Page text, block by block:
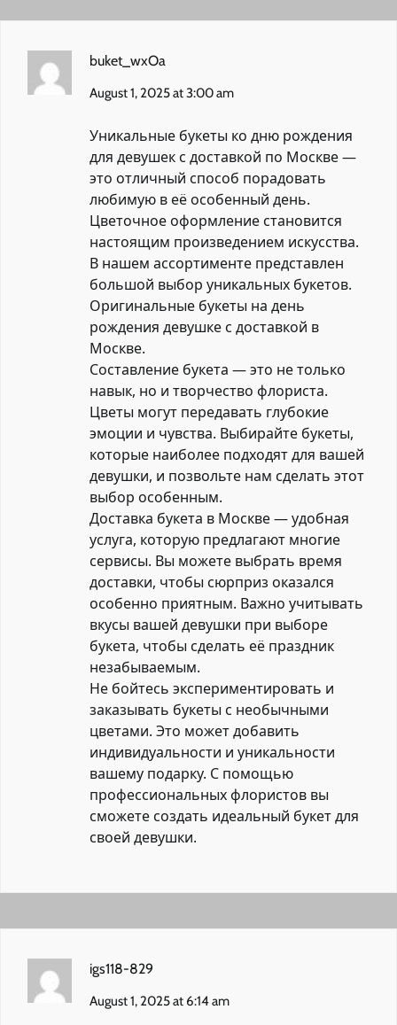
buket_wxOa
August 1, 2025 at 3:00 am
Уникальные букеты ко дню рождения
для девушек с доставкой по Москве —
это отличный способ порадовать
любимую в её особенный день.
Цветочное оформление становится
настоящим произведением искусства.
В нашем ассортименте представлен
большой выбор уникальных букетов.
Оригинальные букеты на день
рождения девушке с доставкой в
Москве.
Составление букета — это не только
навык, но и творчество флориста.
Цветы могут передавать глубокие
эмоции и чувства. Выбирайте букеты,
которые наиболее подходят для вашей
девушки, и позвольте нам сделать этот
выбор особенным.
Доставка букета в Москве — удобная
услуга, которую предлагают многие
сервисы. Вы можете выбрать время
доставки, чтобы сюрприз оказался
особенно приятным. Важно учитывать
вкусы вашей девушки при выборе
букета, чтобы сделать её праздник
незабываемым.
Не бойтесь экспериментировать и
заказывать букеты с необычными
цветами. Это может добавить
индивидуальности и уникальности
вашему подарку. С помощью
профессиональных флористов вы
сможете создать идеальный букет для
своей девушки.
igs118-829
August 1, 2025 at 6:14 am